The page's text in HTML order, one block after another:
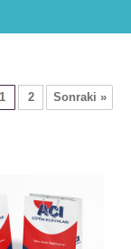
1 2 Sonraki »